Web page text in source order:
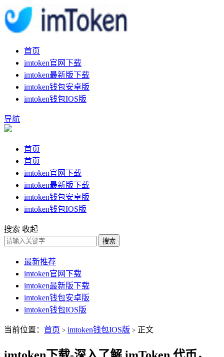
首页
imtoken官网下载
imtoken最新版下载
imtoken钱包安卓版
imtoken钱包IOS版
导航
首页
首页
imtoken官网下载
imtoken最新版下载
imtoken钱包安卓版
imtoken钱包IOS版
搜索 收起
搜索
最新推荐
imtoken官网下载
imtoken最新版下载
imtoken钱包安卓版
imtoken钱包IOS版
当前位置： 首页 > imtoken钱包IOS版 > 正文